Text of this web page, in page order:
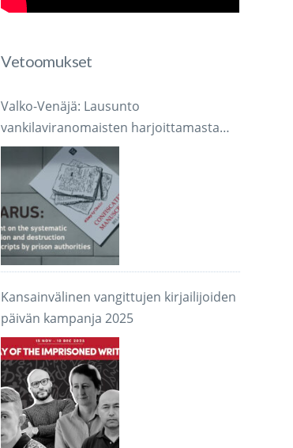
Vetoomukset
Valko-Venäjä: Lausunto
vankilaviranomaisten harjoittamasta
järjestelmällisestä käsikirjoitusten
takavarikoinnista ja tuhoamisesta
Kansainvälinen vangittujen kirjailijoiden
päivän kampanja 2025